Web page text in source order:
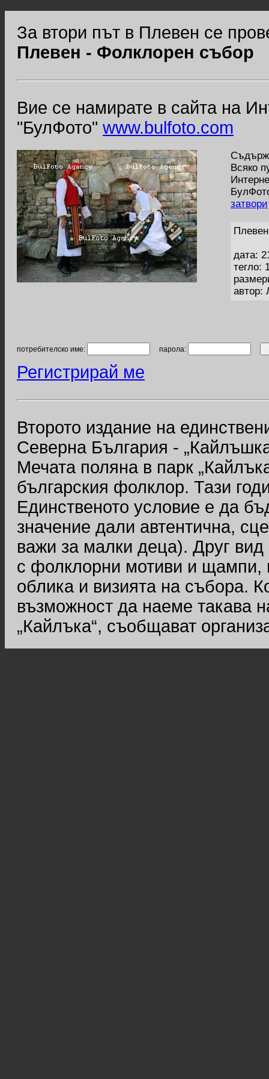
За втори път в Плевен се
Плевен - Фолклорен събор
Вие се намирате в сайта на
"БулФото" www.bulfoto.com
Всяко
затвори
дата:
тегло:
автор:
потребителско име: парола:
Регистрирай ме
Второто издание на
Северна България -
Мечата поляна в парк
българския фолклор. Тази
Единственото условие е да
значение дали автентична,
важи за малки деца). Друг вид
с фолклорни мотиви и щампи,
облика и визията на събора.
възможност да наеме такава
„Кайлъка“, съобщават